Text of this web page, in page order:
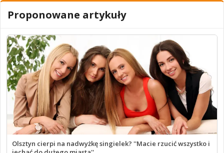
Proponowane artykuły
Olsztyn cierpi na nadwyżkę singielek? ''Macie rzucić wszystko i